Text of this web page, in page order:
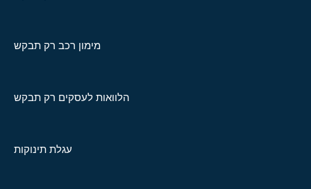
מימון רכב רק תבקש
הלוואות לעסקים רק תבקש
עגלת תינוקות